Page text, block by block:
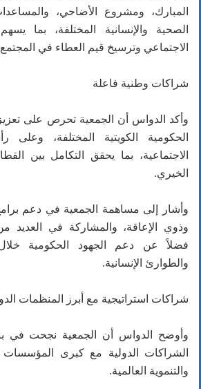
المبارك، ومشروع الأضاحي،
الصحية والإنسانية المختلفة، بما
الاجتماعي وترسيخ قيم العطاء في المجتمع
شراكات وطنية فاعلة
وأكد الدواس أن الجمعية تحرص على
الحكومية الكويتية المختلفة، وعلى
الاجتماعية، بما يحقق التكامل بين
الخيري.
وأشار إلى مساهمة الجمعية في دعم
وذوي الإعاقة، والمشاركة في العديد
فضلاً عن دعم الجهود الحكومية خلال
والطوارئ الإنسانية.
شراكات استراتيجية مع أبرز المنظمات
وأوضح الدواس أن الجمعية نجحت في
الشراكات الدولية مع كبرى المؤسسات
والتنموية العالمية.